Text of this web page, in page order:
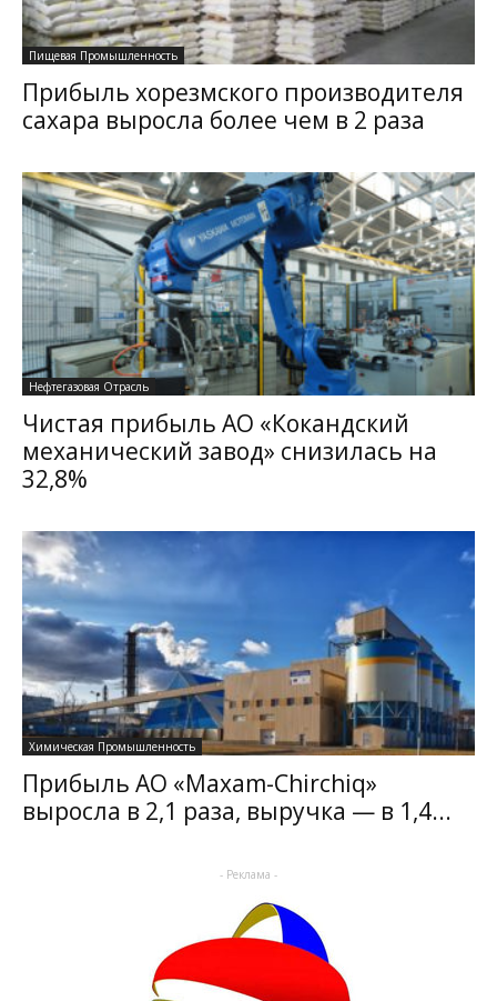
Пищевая Промышленность
Прибыль хорезмского производителя
сахара выросла более чем в 2 раза
Нефтегазовая Отрасль
Чистая прибыль АО «Кокандский
механический завод» снизилась на
32,8%
Химическая Промышленность
Прибыль АО «Maxam-Chirchiq»
выросла в 2,1 раза, выручка — в 1,4...
- Реклама -